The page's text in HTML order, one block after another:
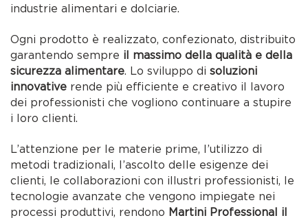
industrie alimentari e dolciarie.
Ogni prodotto è realizzato, confezionato, distribuito
garantendo sempre il massimo della qualità e della
sicurezza alimentare. Lo sviluppo disoluzioni
innovative rende più efficiente e creativo il lavoro
dei professionisti che vogliono continuare a stupire
i loro clienti.
L’attenzione per le materie prime, l’utilizzo di
metodi tradizionali, l’ascolto delle esigenze dei
clienti, le collaborazioni con illustri professionisti, le
tecnologie avanzate che vengono impiegate nei
processi produttivi, rendono Martini Professional il